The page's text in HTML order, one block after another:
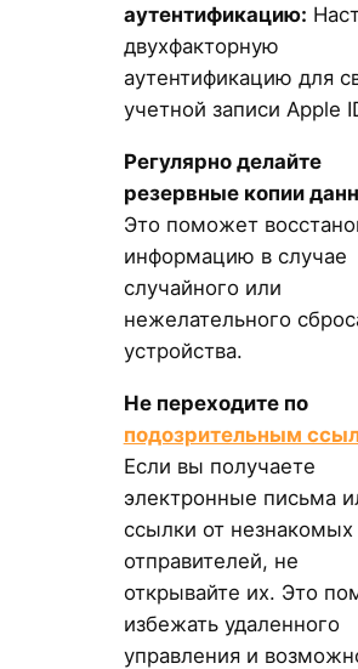
аутентификацию:
двухфакторную
аутентификацию для
учетной записи Apple
Регулярно делайте
резервные копии
Это поможет
информацию в случае
случайного или
нежелательного
устройства.
Не переходите по
подозрительным
Если вы получаете
электронные письма
ссылки от незнакомых
отправителей, не
открывайте их. Это
избежать удаленного
управления и